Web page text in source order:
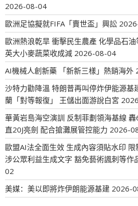
2026-08-04
歐洲足協擬就FIFA「賣世盃」興訟
歐洲熱浪乾旱 衝擊民生農產 化學品石
英大小麥蔬菜收成減 2026-08-04
AI機械人創新藥 「新新三樣」熱銷海外
沙特力勸降溫 特朗普再叫停炸伊能源基
蘭「對等報復」 王儲出面游說白宮
華黃岩島海空演訓 反制菲劃領海基線
直20J亮劍 配合搶灘展管控能力 2026-
歐盟AI法全面生效 生成內容須貼水印
涉公眾利益生成文字 豁免藝術諷刺等作
02
美媒：美以即將炸伊朗能源基建 2026-